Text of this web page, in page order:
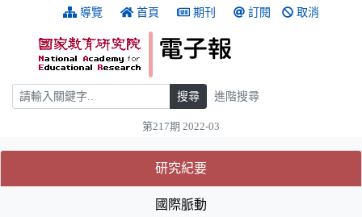
跳到主要內容 導覽 首頁 期刊 訂閱 取消
搜尋 搜尋 進階搜尋
第217期 2022-03
:::
研究紀要(目前選取的頁籤)
(目前選取的頁籤)
國際脈動